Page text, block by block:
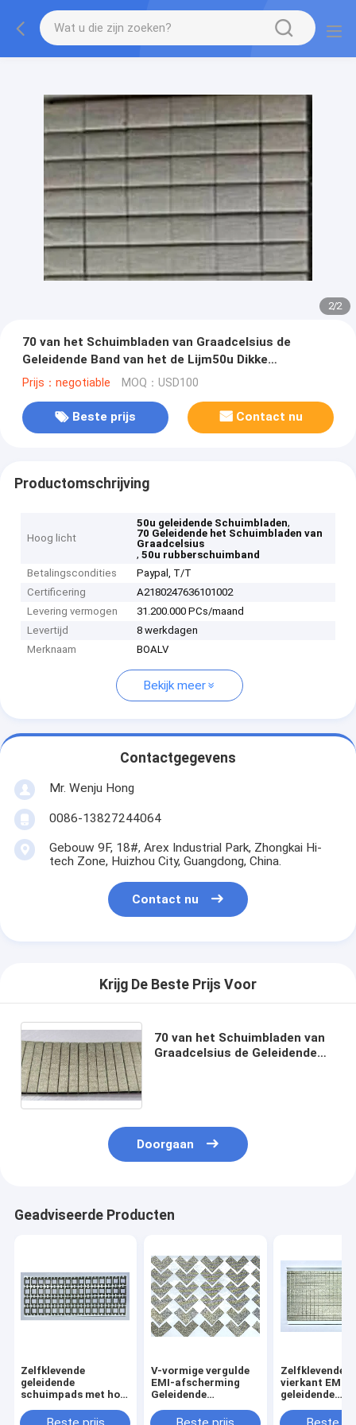
2/2
70 van het Schuimbladen van Graadcelsius de
Geleidende Band van het de Lijm50u Dikke
Rubberschuim
Prijs：negotiable MOQ：USD100
Beste prijs Contact nu
Productomschrijving
Hoog licht
50u geleidende Schuimbladen,
70 Geleidende het Schuimbladen van
Graadcelsius
,50u rubberschuimband
Betalingscondities
Paypal, T/T
Certificering
A2180247636101002
Levering vermogen
31.200.000 PCs/maand
Levertijd
8 werkdagen
Merknaam
BOALV
Bekijk meer
Contactgegevens
Mr. Wenju Hong
0086-13827244064
Gebouw 9F, 18#, Arex Industrial Park, Zhongkai Hi-
tech Zone, Huizhou City, Guangdong, China.
Contact nu
Krijg De Beste Prijs Voor
70 van het Schuimbladen van
Graadcelsius de Geleidende
Doorgaan
Geadviseerde Producten
Zelfklevende
geleidende
schuimpads met hol
gestanste EMI-
V-vormige vergulde
EMI-afscherming
Geleidende
zelfklevende
Zelfklevende
vierkant EMI
geleidende
vergulde